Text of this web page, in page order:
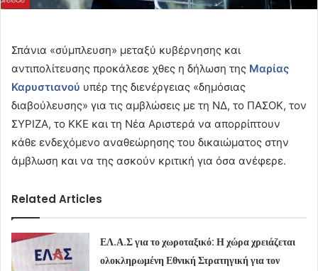
Σπάνια «σύμπλευση» μεταξύ κυβέρνησης και
αντιπολίτευσης προκάλεσε χθες η δήλωση της Μαρίας
Καρυστιανού υπέρ της διενέργειας «δημόσιας
διαβούλευσης» για τις αμβλώσεις με τη ΝΔ, το ΠΑΣΟΚ, τον
ΣΥΡΙΖΑ, το ΚΚΕ και τη Νέα Αριστερά να απορρίπτουν
κάθε ενδεχόμενο αναθεώρησης του δικαιώματος στην
άμβλωση και να της ασκούν κριτική για όσα ανέφερε.
Related Articles
ΕΛ.Α.Σ για το χωροταξικό: Η χώρα χρειάζεται
ολοκληρωμένη Εθνική Στρατηγική για τον